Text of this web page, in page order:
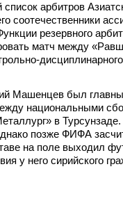
арбитров
соотечественники
резервного
матч между
Машенцев был
национальными
в
позже ФИФА
на поле выходил
у него сирийского